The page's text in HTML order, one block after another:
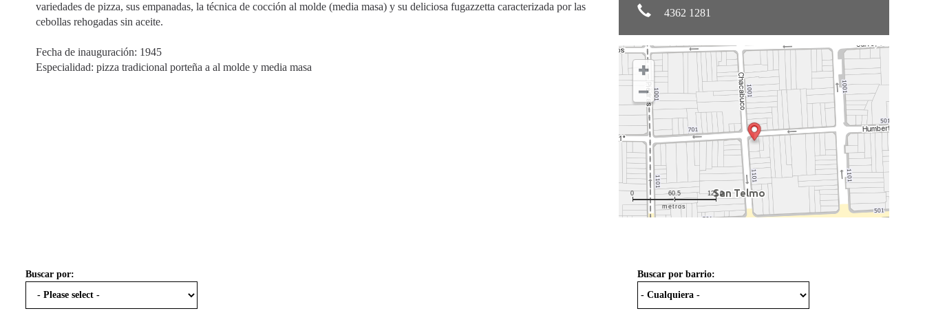
variedades de pizza, sus empanadas, la técnica de cocción al molde (media masa) y su deliciosa fugazzetta caracterizada por las
cebollas rehogadas sin aceite.
Fecha de inauguración: 1945
Especialidad: pizza tradicional porteña a al molde y media masa
4362 1281
metros
0 60.5 121.0
Buscar por barrio:
Buscar por: